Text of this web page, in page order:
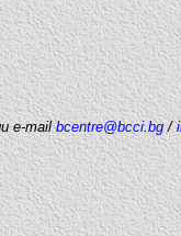
е-mailbcentre@bcci.bg/